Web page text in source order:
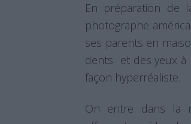
En préparation de
photographe
ses parents en
dents et des yeux à
façon hyperréaliste.
On entre dans la